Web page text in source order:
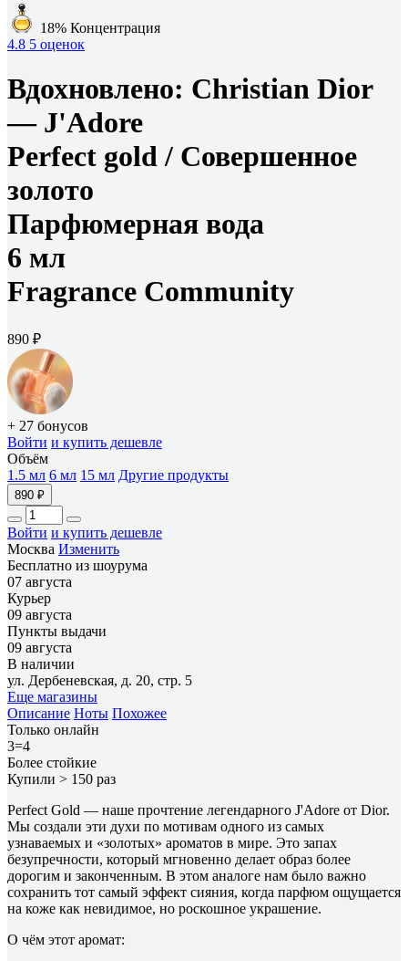
18% Концентрация
4.8 5 оценок
Вдохновлено: Christian Dior
— J'Adore
Perfect gold / Совершенное
золото
Парфюмерная вода
6 мл
Fragrance Community
890 ₽
+ 27 бонусов
Войти и купить дешевле
Объём
1.5 мл 6 мл 15 мл Другие продукты
890 ₽
Войти и купить дешевле
Москва Изменить
Бесплатно из шоурума
07 августа
Курьер
09 августа
Пункты выдачи
09 августа
В наличии
ул. Дербеневская, д. 20, стр. 5
Еще магазины
Описание Ноты Похожее
Только онлайн
3=4
Более стойкие
Купили > 150 раз
Perfect Gold — наше прочтение легендарного J'Adore от Dior.
Мы создали эти духи по мотивам одного из самых
узнаваемых и «золотых» ароматов в мире. Это запах
безупречности, который мгновенно делает образ более
дорогим и законченным. В этом аналоге нам было важно
сохранить тот самый эффект сияния, когда парфюм ощущается
на коже как невидимое, но роскошное украшение.
О чём этот аромат: